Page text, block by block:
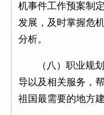
机事件工作预案制
发展，及时掌握危
分析。
（八）职业规
导以及相关服务，
祖国最需要的地方